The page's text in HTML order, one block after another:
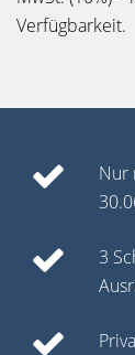
Verfügbarkeit.
Nur
3